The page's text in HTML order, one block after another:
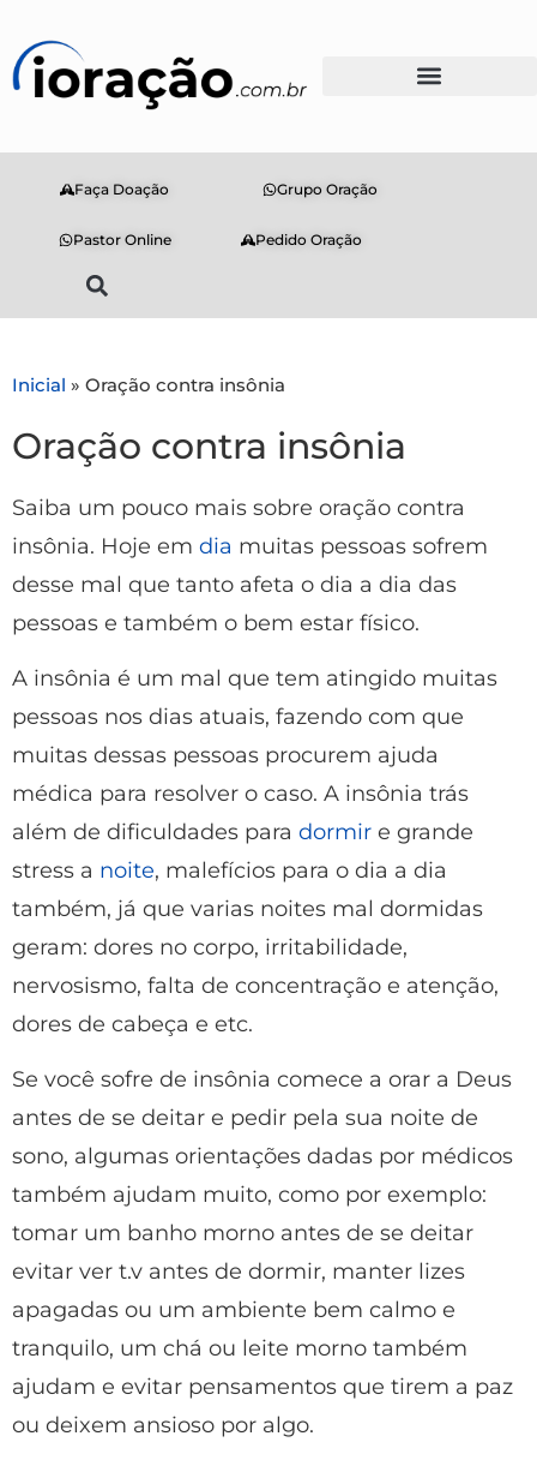
Faça Doação Grupo Oração
Pastor Online Pedido Oração
Inicial » Oração contra insônia
Oração contra insônia
Saiba um pouco mais sobre oração contra
insônia. Hoje em dia muitas pessoas sofrem
desse mal que tanto afeta o dia a dia das
pessoas e também o bem estar físico.
A insônia é um mal que tem atingido muitas
pessoas nos dias atuais, fazendo com que
muitas dessas pessoas procurem ajuda
médica para resolver o caso. A insônia trás
além de dificuldades para dormir e grande
stress a noite, malefícios para o dia a dia
também, já que varias noites mal dormidas
geram: dores no corpo, irritabilidade,
nervosismo, falta de concentração e atenção,
dores de cabeça e etc.
Se você sofre de insônia comece a orar a Deus
antes de se deitar e pedir pela sua noite de
sono, algumas orientações dadas por médicos
também ajudam muito, como por exemplo:
tomar um banho morno antes de se deitar
evitar ver t.v antes de dormir, manter lizes
apagadas ou um ambiente bem calmo e
tranquilo, um chá ou leite morno também
ajudam e evitar pensamentos que tirem a paz
ou deixem ansioso por algo.